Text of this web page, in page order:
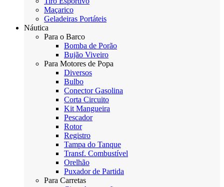
Maçarico
Geladeiras Portáteis
Náutica
Para o Barco
Bomba de Porão
Bujão Viveiro
Para Motores de Popa
Diversos
Bulbo
Conector Gasolina
Corta Circuito
Kit Mangueira
Pescador
Rotor
Registro
Tampa do Tanque
Transf. Combustível
Orelhão
Puxador de Partida
Para Carretas